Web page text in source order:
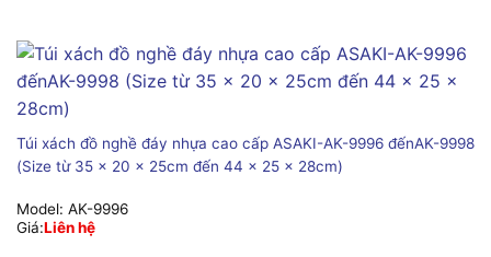
Túi xách đồ nghề đáy nhựa cao cấp ASAKI-AK-9996 đếnAK-9998
(Size từ 35 x 20 x 25cm đến 44 x 25 x 28cm)
Model: AK-9996
Giá:Liên hệ